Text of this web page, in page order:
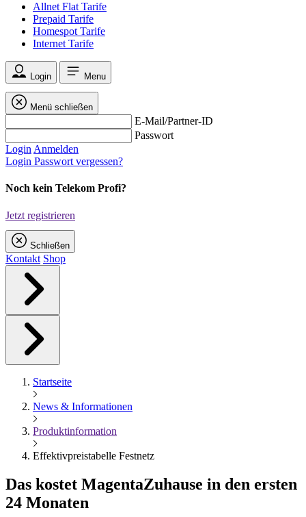
Allnet Flat Tarife
Prepaid Tarife
Homespot Tarife
Internet Tarife
Login Menu
Menü schließen
E-Mail/Partner-ID
Passwort
Login Anmelden
Login Passwort vergessen?
Noch kein Telekom Profi?
Jetzt registrieren
Schließen
Kontakt Shop
Startseite
News & Informationen
Produktinformation
Effektivpreistabelle Festnetz
Das kostet MagentaZuhause in den ersten
24 Monaten